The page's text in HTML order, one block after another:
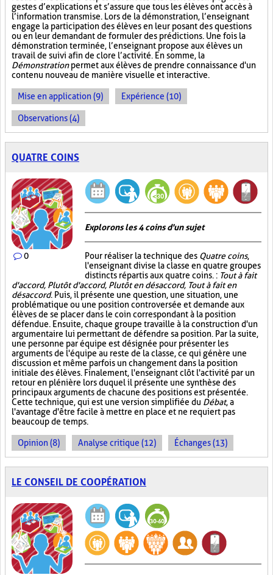
gestes d’explications et s’assure que tous les élèves ont accès à
l’information transmise. Lors de la démonstration, l’enseignant
engage la participation des élèves en leur posant des questions
ou en leur demandant de formuler des prédictions. Une fois la
démonstration terminée, l’enseignant propose aux élèves un
travail de suivi afin de clore l’activité. En somme, la
Démonstrationpermet aux élèves de prendre connaissance d'un
contenu nouveau de manière visuelle et interactive.
Mise en application (9) Expérience (10)
Observations (4)
QUATRE COINS
0
Explorons les 4 coins d'un sujet
Pour réaliser la technique des Quatre coins,
l'enseignant divise la classe en quatre groupes
distincts répartis aux quatre coins. : Tout à fait
d'accord, Plutôt d'accord, Plutôt en désaccord, Tout à fait en
désaccord. Puis, il présente une question, une situation, une
problématique ou une position controversée et demande aux
élèves de se placer dans le coin correspondant à la position
défendue. Ensuite, chaque groupe travaille à la construction d'un
argumentaire lui permettant de défendre sa position. Par la suite,
une personne par équipe est désignée pour présenter les
arguments de l'équipe au reste de la classe, ce qui génère une
discussion et même parfois un changement dans la position
initiale des élèves. Finalement, l'enseignant clôt l'activité par un
retour en plénière lors duquel il présente une synthèse des
principaux arguments de chacune des positions est présentée.
Cette technique, qui est une version simplifiée du Débat, a
l'avantage d'être facile à mettre en place et ne requiert pas
beaucoup de temps.
Opinion (8) Analyse critique (12) Échanges (13)
LE CONSEIL DE COOPÉRATION